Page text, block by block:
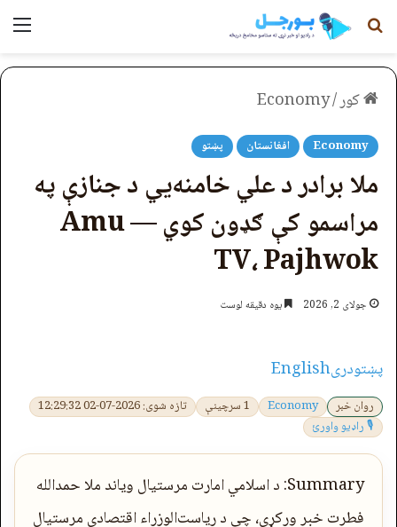
لټون
کور/
Economy
Economy افغانستان پښتو
ملا برادر د علي خامنه‌يي د جنازې په
مراسمو کې ګډون کوي — Amu
TV، Pajhwok
جولای 2, 2026 یوه دقیقه لوست
پښتودریEnglish
روان خبر Economy 1 سرچینې
تازه شوی: 2026-07-02 12:29:32
🎙 راډیو واورئ
Summary: د اسلامي امارت مرستيال وياند ملا حمدالله
فطرت خبر ورکړی، چې د ریاست‌الوزراء اقتصادي مرستیال